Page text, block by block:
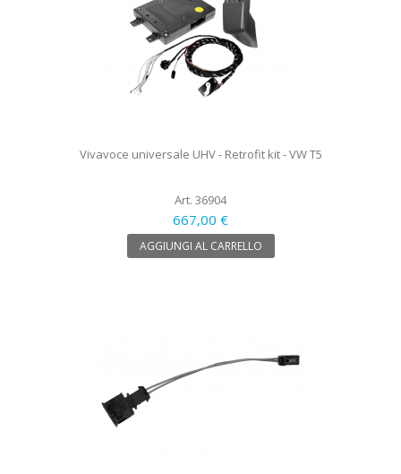
Vivavoce universale UHV - Retrofit kit - VW T5
Art. 36904
667,00 €
AGGIUNGI AL CARRELLO